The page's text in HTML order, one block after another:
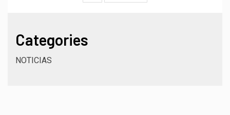
Categories
NOTICIAS